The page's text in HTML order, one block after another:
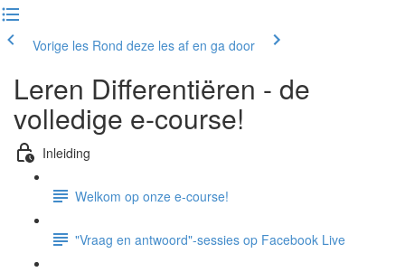
Vorige les Rond deze les af en ga door
Leren Differentiëren - de
volledige e-course!
Inleiding
Welkom op onze e-course!
"Vraag en antwoord"-sessies op Facebook Live